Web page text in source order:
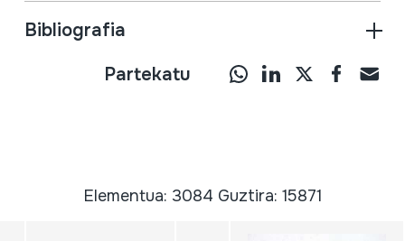
Bibliografia
Partekatu
Elementua: 3084 Guztira: 15871